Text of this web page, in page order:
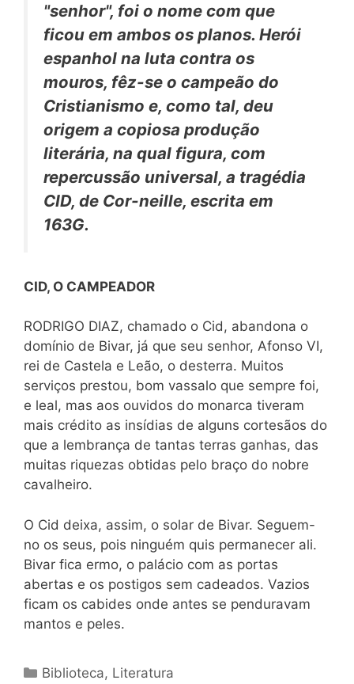
"senhor", foi o nome com que
ficou em ambos os planos. Herói
espanhol na luta contra os
mouros, fêz-se o campeão do
Cristianismo e, como tal, deu
origem a copiosa produção
literária, na qual figura, com
repercussão universal, a tragédia
CID, de Cor-neille, escrita em
163G.
CID, O CAMPEADOR
RODRIGO DIAZ, chamado o Cid, abandona o
domínio de Bivar, já que seu senhor, Afonso VI,
rei de Castela e Leão, o desterra. Muitos
serviços prestou, bom vassalo que sempre foi,
e leal, mas aos ouvidos do monarca tiveram
mais crédito as insídias de alguns cortesãos do
que a lembrança de tantas terras ganhas, das
muitas riquezas obtidas pelo braço do nobre
cavalheiro.
O Cid deixa, assim, o solar de Bivar. Seguem-
no os seus, pois ninguém quis permanecer ali.
Bivar fica ermo, o palácio com as portas
abertas e os postigos sem cadeados. Vazios
ficam os cabides onde antes se penduravam
mantos e peles.
Categorias
Biblioteca, Literatura